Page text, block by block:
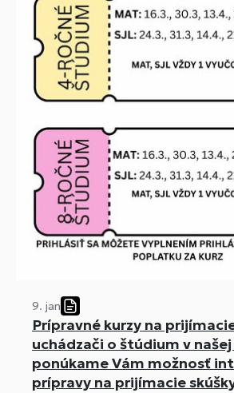
9. jan
Prípravné kurzy na
uchádzači o štúdium v
ponúkame Vám možnosť
prípravy na prijímacie